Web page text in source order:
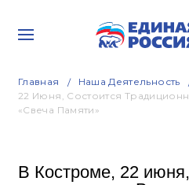
Главная Наша Деятельность
22 Июня, Состоится
«Свеча Памяти»
В Костроме, 22 июня,